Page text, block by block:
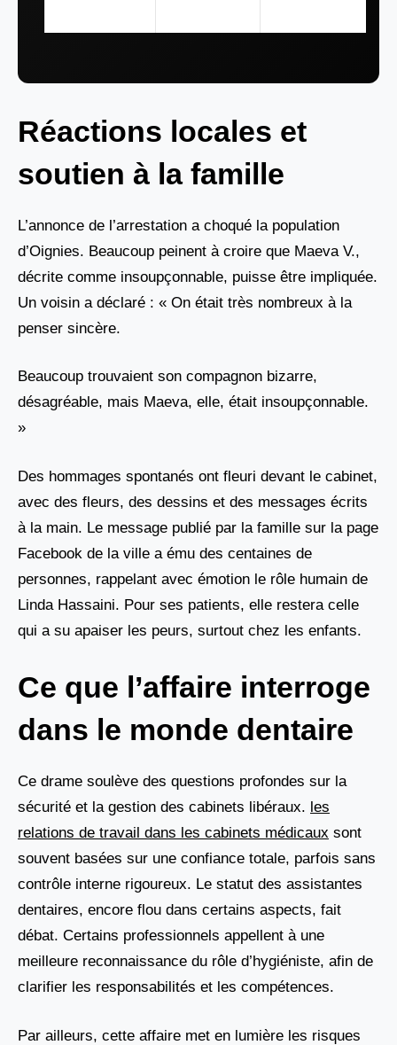
Réactions locales et
soutien à la famille
L’annonce de l’arrestation a choqué la population
d’Oignies. Beaucoup peinent à croire que Maeva V.,
décrite comme insoupçonnable, puisse être impliquée.
Un voisin a déclaré : « On était très nombreux à la
penser sincère.
Beaucoup trouvaient son compagnon bizarre,
désagréable, mais Maeva, elle, était insoupçonnable.
»
Des hommages spontanés ont fleuri devant le cabinet,
avec des fleurs, des dessins et des messages écrits
à la main. Le message publié par la famille sur la page
Facebook de la ville a ému des centaines de
personnes, rappelant avec émotion le rôle humain de
Linda Hassaini. Pour ses patients, elle restera celle
qui a su apaiser les peurs, surtout chez les enfants.
Ce que l’affaire interroge
dans le monde dentaire
Ce drame soulève des questions profondes sur la
sécurité et la gestion des cabinets libéraux. les
relations de travail dans les cabinets médicaux sont
souvent basées sur une confiance totale, parfois sans
contrôle interne rigoureux. Le statut des assistantes
dentaires, encore flou dans certains aspects, fait
débat. Certains professionnels appellent à une
meilleure reconnaissance du rôle d’hygiéniste, afin de
clarifier les responsabilités et les compétences.
Par ailleurs, cette affaire met en lumière les risques